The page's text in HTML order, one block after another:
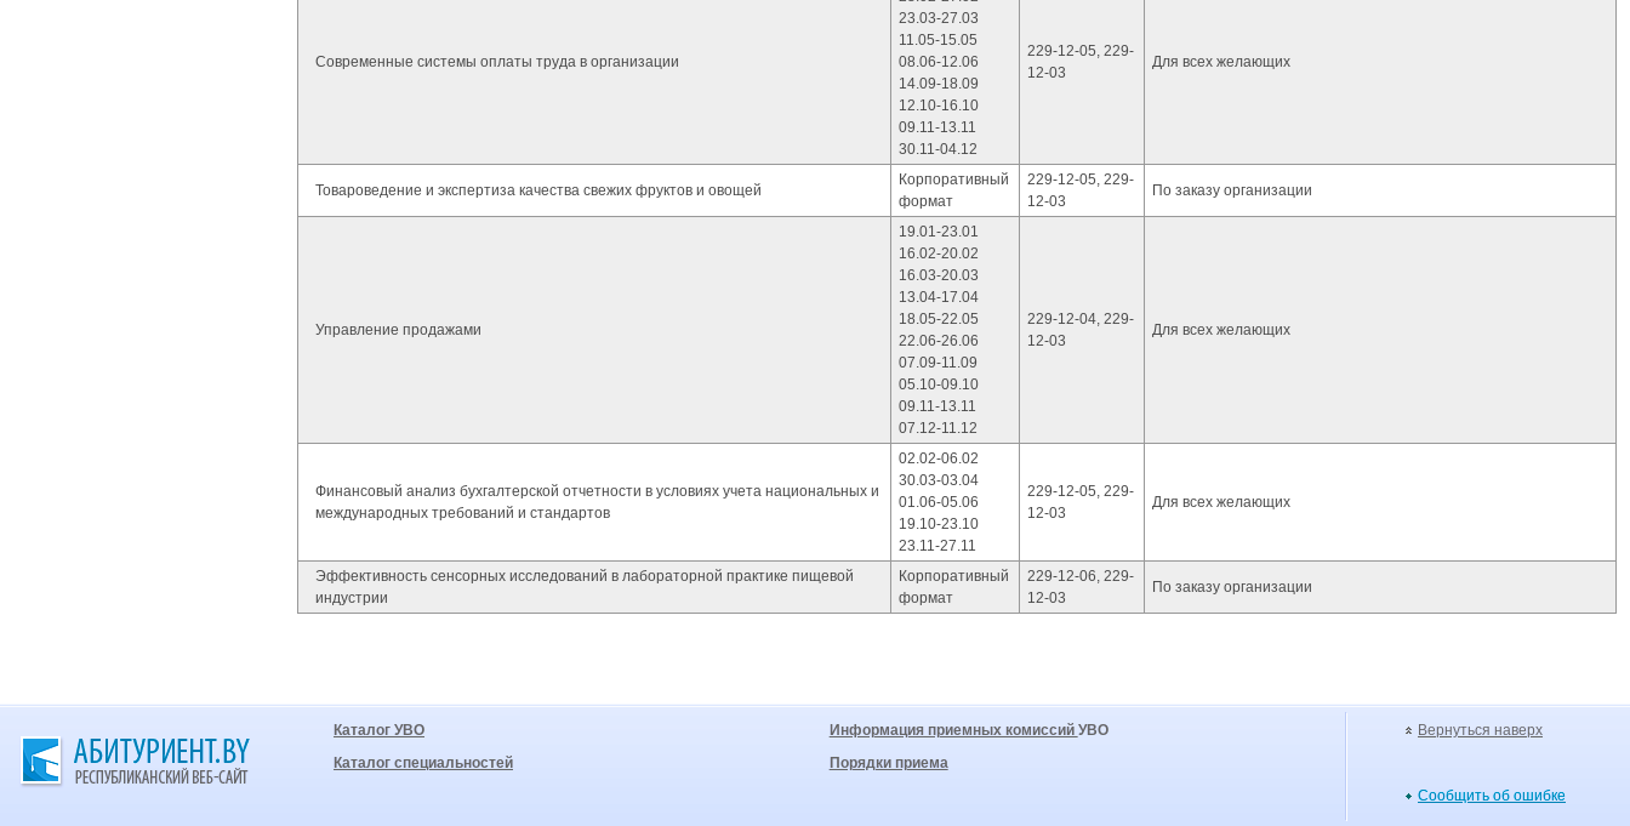
Современные системы оплаты труда в организации
23.03-27.03
11.05-15.05
08.06-12.06
14.09-18.09
12.10-16.10
09.11-13.11
30.11-04.12
229-12-05, 229-
12-03
Для всех желающих
Товароведение и экспертиза качества свежих фруктов и овощей
Корпоративный
формат
229-12-05, 229-
12-03
По заказу организации
Управление продажами
19.01-23.01
16.02-20.02
16.03-20.03
13.04-17.04
18.05-22.05
22.06-26.06
07.09-11.09
05.10-09.10
09.11-13.11
07.12-11.12
229-12-04, 229-
12-03
Для всех желающих
Финансовый анализ бухгалтерской отчетности в условиях учета национальных и
международных требований и стандартов
02.02-06.02
30.03-03.04
01.06-05.06
19.10-23.10
23.11-27.11
229-12-05, 229-
12-03
Для всех желающих
Эффективность сенсорных исследований в лабораторной практике пищевой
индустрии
Корпоративный
формат
229-12-06, 229-
12-03
По заказу организации
Вернуться наверх
Сообщить об ошибке
Каталог УВО
Каталог специальностей
Информация приемных комиссий УВО
Порядки приема